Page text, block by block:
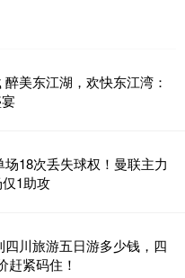
美东江湖，欢快东江湾：
18次丢失球权！曼联主力
1助攻
川旅游五日游多少钱，四
赶紧码住！